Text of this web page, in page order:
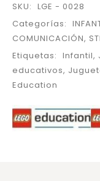
SKU: LGE - 0028
Categorías:
COMUNICACIÓN,
Etiquetas: Infantil,
educativos,
Education